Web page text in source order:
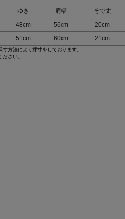
ゆき 肩幅
そで丈
48cm 56cm
20cm
51cm 60cm 21cm
方法により採寸をしております。
ださい。